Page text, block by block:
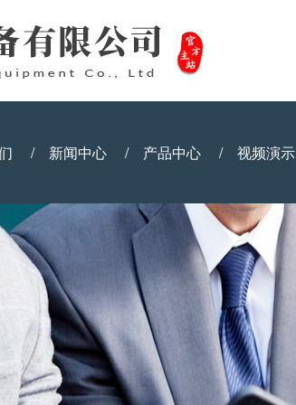
/ 新闻中心 / 产品中心 / 视频演示